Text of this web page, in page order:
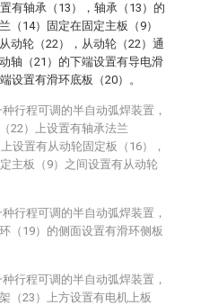
有轴承（13），轴承（13）的
（14）固定在固定主板（9）
动轮（22），从动轮（22）通
轴（21）的下端设置有导电滑
设置有滑环底板（20）。
行程可调的半自动弧焊装置，
22）上设置有轴承法兰
设置有从动轮固定板（16），
主板（9）之间设置有从动轮
行程可调的半自动弧焊装置，
（19）的侧面设置有滑环侧板
行程可调的半自动弧焊装置，
（23）上方设置有电机上板